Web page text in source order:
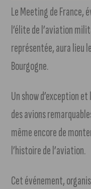
Le Meeting de France,
l’élite de l’aviation
représentée, aura lieu
Bourgogne.
Un show d’exception
des avions
même encore de
l’histoire de l’aviation.
Cet événement,